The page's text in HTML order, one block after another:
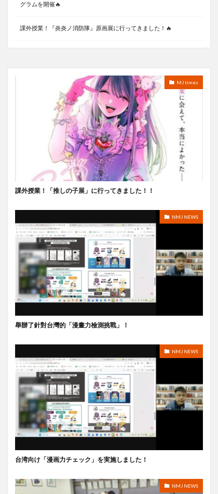
グラムを開催🔥
課外授業！『炎炎ノ消防隊』原画展に行ってきました！🔥
MJ times
課外授業！「推しの子展」に行ってきました！！
NMJ NEWS
舉辦了針對台灣的「漫畫力檢測挑戰」！
NMJ NEWS
台湾向け「漫画力チェック」を実施しました！
NMJ NEWS